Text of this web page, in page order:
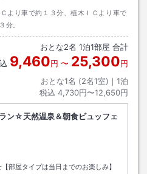
より車で約１３分、植木ＩＣより車で
分。
おとな2名 1泊1部屋 合計
9,460円 〜 25,300円
おとな1名 (2名1室)｜ 1泊
税込 4,730円〜12,650円
ン☆天然温泉＆朝食ビュッフェ
部屋タイプは当日までのお楽しみ】